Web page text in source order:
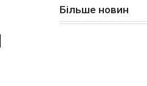
Більше новин